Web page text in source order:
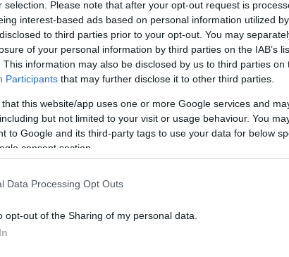
selection. Please note that after your opt-out request is
interest-based ads based on personal information utilized
to third parties prior to your opt-out. You may
of your personal information by third parties on the IAB’s
This information may also be disclosed by us to third parties on
Participants that may further disclose it to other third parties.
that this website/app uses one or more Google services and
but not limited to your visit or usage behaviour. You
to Google and its third-party tags to use your data for below
consent section.
Data Processing Opt Outs
opt-out of the Sharing of my personal data.
τύπου:
από τον κυβερνήτη φουσκωτής ταχύπλοης
βλάβης, ανοικτά του Όρμου Μπατσίου, και σε
σκάφος παρέμενε ακυβέρνητο και παρασυρόμενο